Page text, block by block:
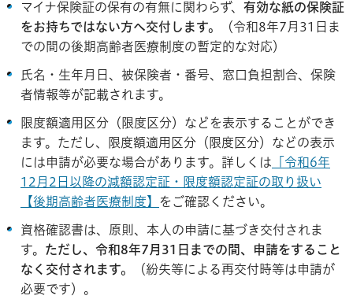
マイナ保険証の保有の有無に関わらず、 有効な紙の保険証
をお持ちではない方へ交付します。
（令和8年7月31日ま
での間の後期高齢者医療制度の暫定的な対応）
氏名・生年月日、被保険者・番号、窓口負担割合、保険
者情報等が記載されます。
限度額適用区分（限度区分）などを表示することができ
ます。ただし、限度額適用区分（限度区分）などの表示
には申請が必要な場合があります。詳しくは 「令和6年
12月2日以降の減額認定証・限度額認定証の取り扱い
【後期高齢者医療制度】
をご確認ください。
資格確認書は、原則、本人の申請に基づき交付されま
す。 ただし、令和8年7月31日までの間、申請をすること
なく交付されます。
（紛失等による再交付時等は申請が
必要です）。